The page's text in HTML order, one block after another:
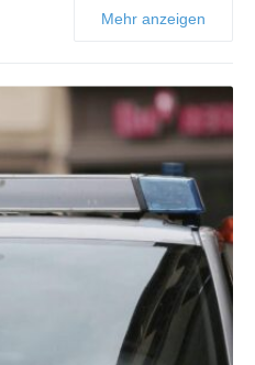
Mehr anzeigen